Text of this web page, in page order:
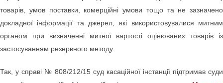
товарів, умов поставки, комерційні умови тощо та не зазначено
докладної інформації та джерел, які використовувалися митним
органом при визначенні митної вартості оцінюваних товарів із
застосуванням резервного методу.
Так, у справі № 808/212/15 суд касаційної інстанції підтримав суди